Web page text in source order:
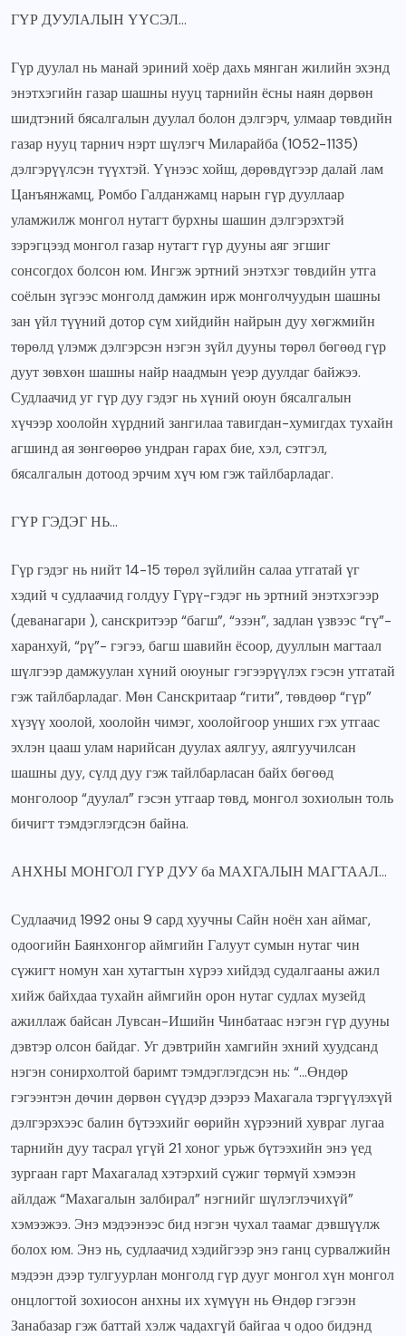
ГҮР ДУУЛАЛЫН ҮҮСЭЛ…
Гүр дуулал нь манай эриний хоёр дахь мянган жилийн эхэнд
энэтхэгийн газар шашны нууц тарнийн ёсны наян дөрвөн
шидтэний бясалгалын дуулал болон дэлгэрч, улмаар төвдийн
газар нууц тарнич нэрт шүлэгч Миларайба (1052-1135)
дэлгэрүүлсэн түүхтэй. Үүнээс хойш, дөрөвдүгээр далай лам
Цанъянжамц, Ромбо Галданжамц нарын гүр дууллаар
уламжилж монгол нутагт бурхны шашин дэлгэрэхтэй
зэрэгцээд монгол газар нутагт гүр дууны аяг эгшиг
сонсогдох болсон юм. Ингэж эртний энэтхэг төвдийн утга
соёлын зүгээс монголд дамжин ирж монголчуудын шашны
зан үйл түүний дотор сүм хийдийн найрын дуу хөгжмийн
төрөлд үлэмж дэлгэрсэн нэгэн зүйл дууны төрөл бөгөөд гүр
дуут зөвхөн шашны найр наадмын үеэр дуулдаг байжээ.
Судлаачид уг гүр дуу гэдэг нь хүний оюун бясалгалын
хүчээр хоолойн хүрдний зангилаа тавигдан-хумигдах тухайн
агшинд ая зөнгөөрөө ундран гарах бие, хэл, сэтгэл,
бясалгалын дотоод эрчим хүч юм гэж тайлбарладаг.
ГҮР ГЭДЭГ НЬ…
Гүр гэдэг нь нийт 14-15 төрөл зүйлийн салаа утгатай үг
хэдий ч судлаачид голдуу Гүрү-гэдэг нь эртний энэтхэгээр
(деванагари ), санскритээр “багш”, “эзэн”, задлан үзвээс “гү”-
харанхуй, “рү”- гэгээ, багш шавийн ёсоор, дууллын магтаал
шүлгээр дамжуулан хүний оюуныг гэгээрүүлэх гэсэн утгатай
гэж тайлбарладаг. Мөн Санскритаар “гити”, төвдөөр “гүр”
хүзүү хоолой, хоолойн чимэг, хоолойгоор унших гэх утгаас
эхлэн цааш улам нарийсан дуулах аялгуу, аялгуучилсан
шашны дуу, сүлд дуу гэж тайлбарласан байх бөгөөд
монголоор “дуулал” гэсэн утгаар төвд, монгол зохиолын толь
бичигт тэмдэглэгдсэн байна.
АНХНЫ МОНГОЛ ГҮР ДУУ ба МАХГАЛЫН МАГТААЛ…
Судлаачид 1992 оны 9 сард хуучны Сайн ноён хан аймаг,
одоогийн Баянхонгор аймгийн Галуут сумын нутаг чин
сүжигт номун хан хутагтын хүрээ хийдэд судалгааны ажил
хийж байхдаа тухайн аймгийн орон нутаг судлах музейд
ажиллаж байсан Лувсан-Ишийн Чинбатаас нэгэн гүр дууны
дэвтэр олсон байдаг. Уг дэвтрийн хамгийн эхний хуудсанд
нэгэн сонирхолтой баримт тэмдэглэгдсэн нь: “…Өндөр
гэгээнтэн дөчин дөрвөн сүүдэр дээрээ Махагала тэргүүлэхүй
дэлгэрэхээс балин бүтээхийг өөрийн хүрээний хувраг лугаа
тарнийн дуу тасрал үгүй 21 хоног урьж бүтээхийн энэ үед
зургаан гарт Махагалад хэтэрхий сүжиг төрмүй хэмээн
айлдаж “Махагалын залбирал” нэгнийг шүлэглэчихүй”
хэмээжээ. Энэ мэдээнээс бид нэгэн чухал таамаг дэвшүүлж
болох юм. Энэ нь, судлаачид хэдийгээр энэ ганц сурвалжийн
мэдээн дээр тулгуурлан монголд гүр дууг монгол хүн монгол
онцлогтой зохиосон анхны их хүмүүн нь Өндөр гэгээн
Занабазар гэж баттай хэлж чадахгүй байгаа ч одоо бидэнд